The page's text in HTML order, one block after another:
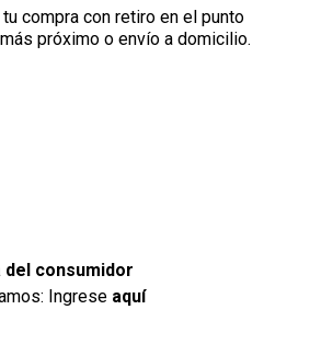
tu compra con retiro en el punto
próximo o envío a domicilio.
del consumidor
Ingrese aquí